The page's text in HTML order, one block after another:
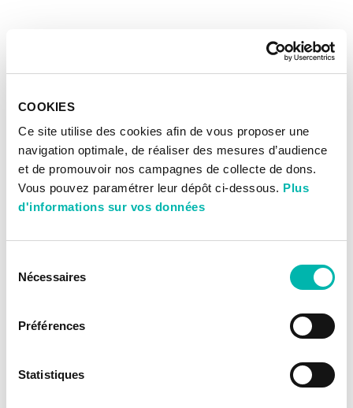
COOKIES
Ce site utilise des cookies afin de vous proposer une
navigation optimale, de réaliser des mesures d’audience
et de promouvoir nos campagnes de collecte de dons.
Vous pouvez paramétrer leur dépôt ci-dessous. Plus
d'informations sur vos données
Nécessaires
Préférences
Statistiques